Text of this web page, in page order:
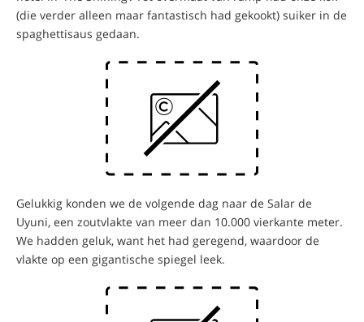
(die verder alleen maar fantastisch had gekookt) suiker in de
spaghettisaus gedaan.
Gelukkig konden we de volgende dag naar de Salar de
Uyuni, een zoutvlakte van meer dan 10.000 vierkante meter.
We hadden geluk, want het had geregend, waardoor de
vlakte op een gigantische spiegel leek.